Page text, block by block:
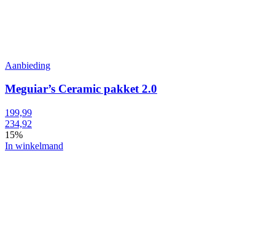
Aanbieding
Meguiar’s Ceramic pakket 2.0
199,99
234,92
15%
In winkelmand